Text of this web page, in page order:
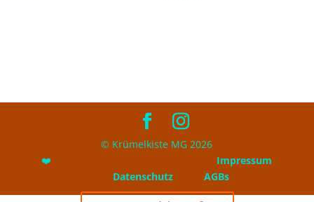
© Krümelkiste MG 2026
❤️ Impressum
Datenschutz
AGBs